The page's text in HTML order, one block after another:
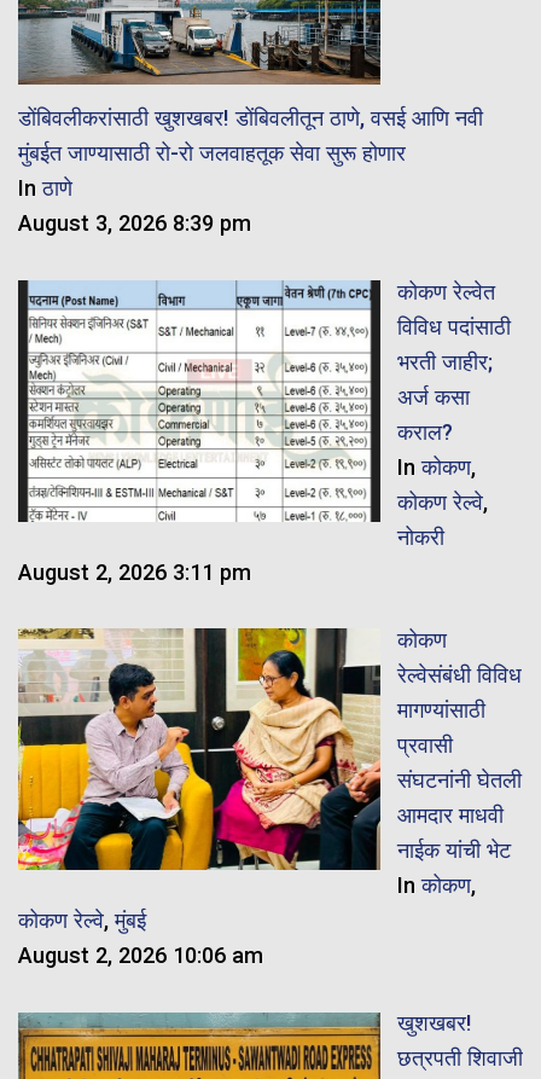
डोंबिवलीकरांसाठी खुशखबर! डोंबिवलीतून ठाणे, वसई आणि नवी
मुंबईत जाण्यासाठी रो-रो जलवाहतूक सेवा सुरू होणार
Inठाणे
August 3, 2026 8:39 pm
कोकण रेल्वेत
विविध पदांसाठी
भरती जाहीर;
अर्ज कसा
कराल?
Inकोकण,
कोकण रेल्वे,
नोकरी
August 2, 2026 3:11 pm
कोकण
रेल्वेसंबंधी विविध
मागण्यांसाठी
प्रवासी
संघटनांनी घेतली
आमदार माधवी
नाईक यांची भेट
Inकोकण,
कोकण रेल्वे,मुंबई
August 2, 2026 10:06 am
खुशखबर!
छत्रपती शिवाजी